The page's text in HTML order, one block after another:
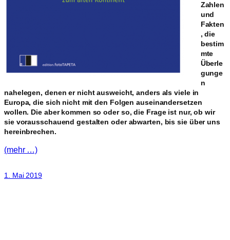
Zahlen
und
Fakten
, die
bestim
mte
Überle
gunge
n
nahelegen, denen er nicht ausweicht, anders als viele in
Europa, die sich nicht mit den Folgen auseinandersetzen
wollen. Die aber kommen so oder so, die Frage ist nur, ob wir
sie vorausschauend gestalten oder abwarten, bis sie über uns
hereinbrechen.
(mehr …)
1. Mai 2019